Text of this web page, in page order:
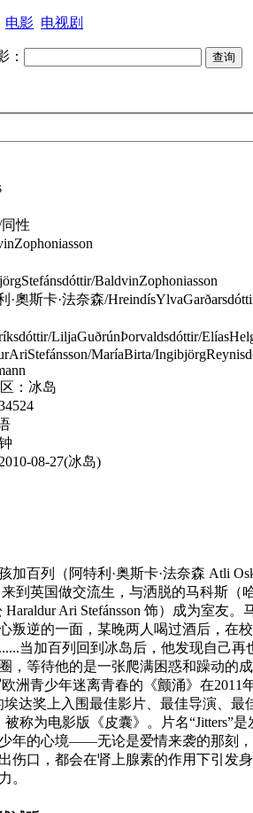
电影 电视剧
：
性
BaldvinZophoniasson
奧斯卡·法奈森/
LiljaGuðrúnÞorvaldsdóttir/
MaríaBirta/
：冰岛
08-27(冰岛)
加百列（阿特利·奥斯卡·法奈森 Atli
来到英国做交流生，与洒脱的马科斯（
Haraldur Ari Stefánsson 饰）成为室友。
叛逆的一面，某晚两人喝过酒后，在
当加百列回到冰岛后，他发现自己再
，等待他的是一张爬满困惑和躁动的
青少年迷离青春的《颤涌》在2011
埃达奖上入围最佳影片、最佳导演、最
称为电影版《皮囊》。片名“Jitters”是
年的心境——无论是爱情来袭的那刻
伤口，都会在肾上腺素的作用下引发
。